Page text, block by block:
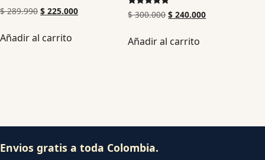
$289.990 $ 225.000
Añadir al carrito
Valorado en
5.00
$300.000 $ 240.000
Añadir al carrito
Envios gratis a toda Colombia.